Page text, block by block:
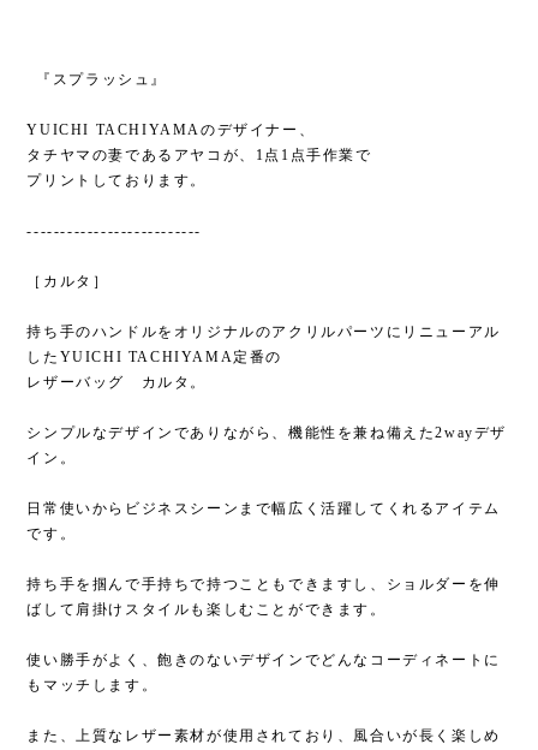
⁡ ⁡『スプラッシュ』
YUICHI TACHIYAMAのデザイナー、
タチヤマの妻であるアヤコが、1点1点手作業で
プリントしております。
--------------------------
［カルタ］
持ち手のハンドルをオリジナルのアクリルパーツにリニューアル
したYUICHI TACHIYAMA定番の
レザーバッグ カルタ。
シンプルなデザインでありながら、機能性を兼ね備えた2wayデザ
イン。
日常使いからビジネスシーンまで幅広く活躍してくれるアイテム
です。
持ち手を掴んで手持ちで持つこともできますし、ショルダーを伸
ばして肩掛けスタイルも楽しむことができます。
使い勝手がよく、飽きのないデザインでどんなコーディネートに
もマッチします。
また、上質なレザー素材が使用されており、風合いが長く楽しめ